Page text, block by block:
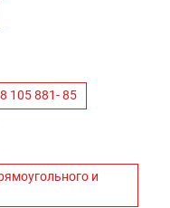
105 881- 85
и